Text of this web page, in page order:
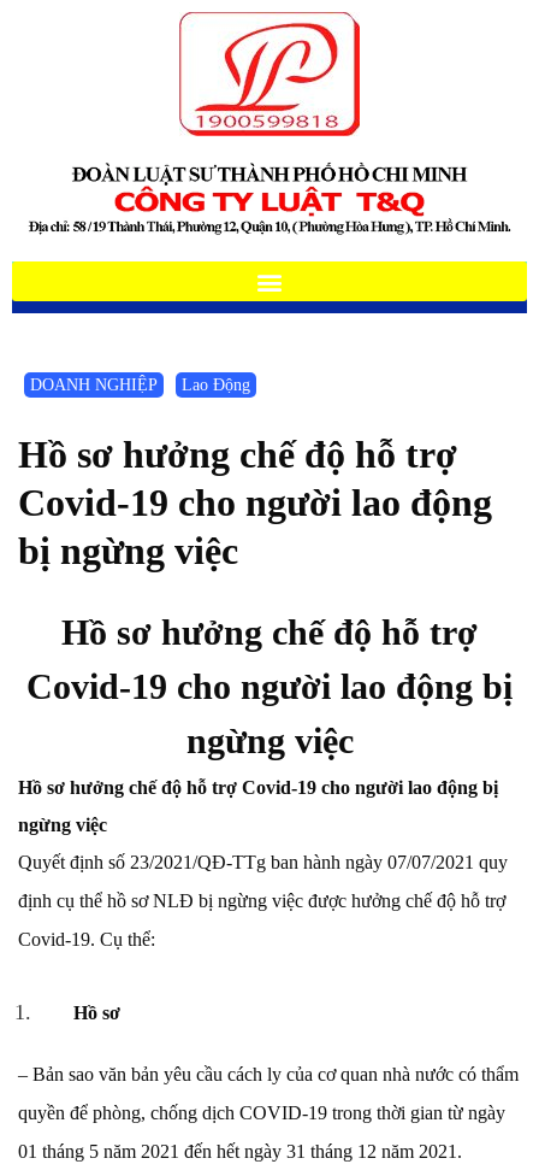
DOANH NGHIỆP Lao Động
Hồ sơ hưởng chế độ hỗ trợ
Covid-19 cho người lao động
bị ngừng việc
Hồ sơ hưởng chế độ hỗ trợ
Covid-19 cho người lao động bị
ngừng việc
Hồ sơ hưởng chế độ hỗ trợ Covid-19 cho người lao động bị
ngừng việc
Quyết định số 23/2021/QĐ-TTg ban hành ngày 07/07/2021 quy
định cụ thể hồ sơ NLĐ bị ngừng việc được hưởng chế độ hỗ trợ
Covid-19. Cụ thể:
Hồ sơ
– Bản sao văn bản yêu cầu cách ly của cơ quan nhà nước có thẩm
quyền để phòng, chống dịch COVID-19 trong thời gian từ ngày
01 tháng 5 năm 2021 đến hết ngày 31 tháng 12 năm 2021.